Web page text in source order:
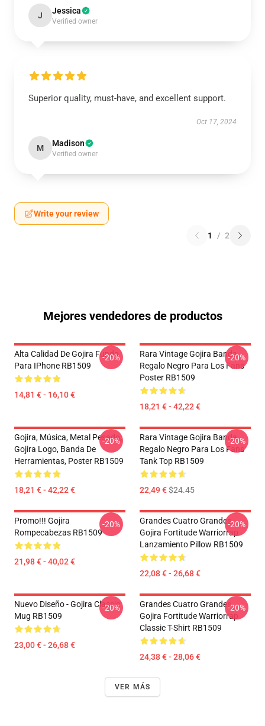
J Jessica
Verified owner
Superior quality, must-have, and excellent support.
Oct 17, 2024
M Madison
Verified owner
Write your review
1 / 2
Mejores vendedores de productos
Alta Calidad De Gojira Funda
Para IPhone RB1509
14,81 € - 16,10 €
-20%
Rara Vintage Gojira Banda
Regalo Negro Para Los Fans
Poster RB1509
18,21 € - 42,22 €
-20%
Gojira, Música, Metal Pesado,
Gojira Logo, Banda De
Herramientas, Poster RB1509
18,21 € - 42,22 €
-20%
Rara Vintage Gojira Banda
Regalo Negro Para Los Fans
Tank Top RB1509
22,49 €$24.45
-20%
Promo!!! Gojira
Rompecabezas RB1509
21,98 € - 40,02 €
-20%
Grandes Cuatro Grandes
Gojira Fortitude Warriorrap
Lanzamiento Pillow RB1509
22,08 € - 26,68 €
-20%
Nuevo Diseño - Gojira Classic
Mug RB1509
23,00 € - 26,68 €
-20%
Grandes Cuatro Grandes
Gojira Fortitude Warriorrap
Classic T-Shirt RB1509
24,38 € - 28,06 €
-20%
VER MÁS